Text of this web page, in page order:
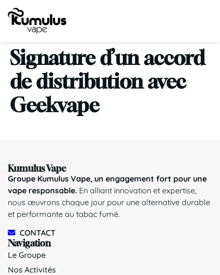
Signature d’un accord
de distribution avec
Geekvape
Kumulus Vape
Groupe Kumulus Vape, un engagement fort pour une
vape responsable. En alliant innovation et expertise,
nous œuvrons chaque jour pour une alternative durable
et performante au tabac fumé.
CONTACT
Navigation
Le Groupe
Nos Activités